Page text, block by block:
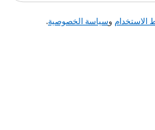
وسياسة الخصوصية.